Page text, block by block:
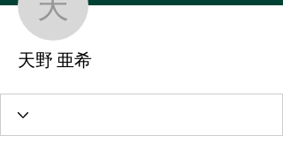
天野 亜希
天野 亜希